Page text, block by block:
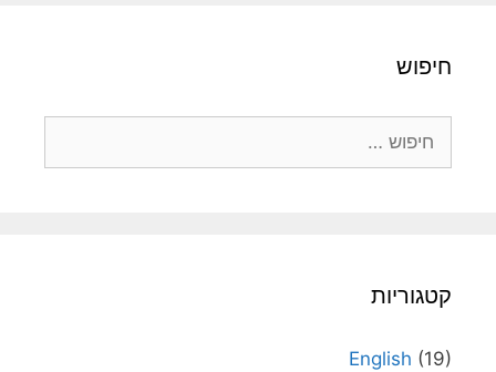
חיפוש
קטגוריות
English (19)